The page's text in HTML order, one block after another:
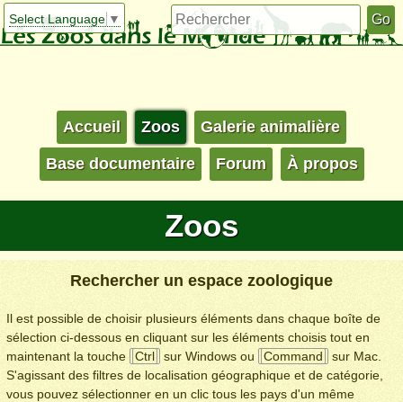
Select Language ▼
Accueil Zoos Galerie animalière
Base documentaire Forum À propos
Zoos
Rechercher un espace zoologique
Il est possible de choisir plusieurs éléments dans chaque boîte de
sélection ci-dessous en cliquant sur les éléments choisis tout en
maintenant la touche
Ctrl sur Windows ou Command
sur Mac.
S'agissant des filtres de localisation géographique et de catégorie,
vous pouvez sélectionner en un clic tous les pays d'un même